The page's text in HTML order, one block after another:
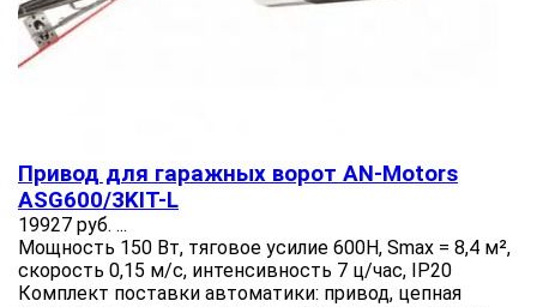
Привод для гаражных ворот AN-Motors
ASG600/3KIT-L
19927 руб. ...
Мощность 150 Вт, тяговое усилие 600Н, Smax = 8,4 м²,
скорость 0,15 м/с, интенсивность 7 ц/час, IP20
Комплект поставки автоматики: привод, цепная